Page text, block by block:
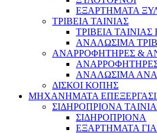
ΕΞΑΡΤΗΜΑΤΑ
ΤΡΙΒΕΙΑ ΤΑΙΝΙΑΣ
ΤΡΙΒΕΙΑ
ΑΝΑΛΩΣΙΜΑ
ΑΝΑΡΡΟΦΗΤΗΡΕΣ &
ΑΝΑΛΩΣΙΜΑ
ΔΙΣΚΟΙ ΚΟΠΗΣ
ΜΗΧΑΝΗΜΑΤΑ
ΣΙΔΗΡΟΠΡΙΟΝΑ
ΣΙΔΗΡΟΠΡΙΟΝΑ
ΕΞΑΡΤΗΜΑΤΑ